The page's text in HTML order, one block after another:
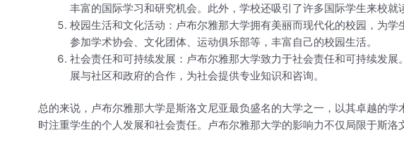
丰富的国际学习和研究机会。此外，学校还吸引了许多国际学生来校就
校园生活和文化活动：卢布尔雅那大学拥有美丽而现代化的校园，为
参加学术协会、文化团体、运动俱乐部等，丰富自己的校园生活。
社会责任和可持续发展：卢布尔雅那大学致力于社会责任和可持续发
展与社区和政府的合作，为社会提供专业知识和咨询。
总的来说，卢布尔雅那大学是斯洛文尼亚最负盛名的大学之一，以其卓越的
时注重学生的个人发展和社会责任。卢布尔雅那大学的影响力不仅局限于斯洛